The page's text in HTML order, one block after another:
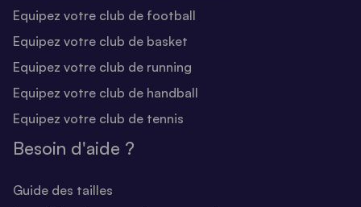
Equipez votre club de football
Equipez votre club de basket
Equipez votre club de running
Equipez votre club de handball
Equipez votre club de tennis
Besoin d'aide ?
Guide des tailles